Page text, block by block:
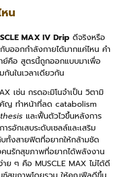
หน
MAX IV Drip ดีจริงหรือ
บออกกำลังกายได้มากแค่ไหน คำ
คือ สูตรนี้ถูกออกแบบมาเพื่อ
นในเวลาเดียวกัน
เช่น กรดอะมิโนจำเป็น วิตามิ
คัญ ทำหน้าที่ลด catabolism
และฟื้นตัวไวขึ้นหลังการ
อักเสบระดับเซลล์และเสริม
ทั้งสายฟิตที่อยากให้กล้ามชัด
นรักสุขภาพที่อยากได้พลังงาน
ย ๆ คือ MUSCLE MAX ไม่ได้ดี